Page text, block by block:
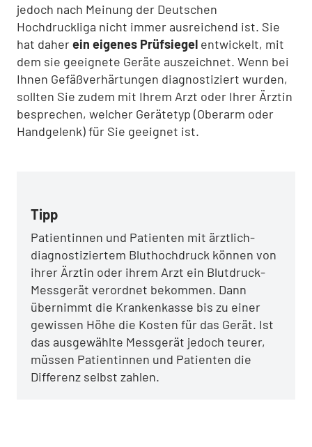
jedoch nach Meinung der Deutschen
Hochdruckliga nicht immer ausreichend ist. Sie
hat daherein eigenes Prüfsiegel entwickelt, mit
dem sie geeignete Geräte auszeichnet. Wenn bei
Ihnen Gefäßverhärtungen diagnostiziert wurden,
sollten Sie zudem mit Ihrem Arzt oder Ihrer Ärztin
besprechen, welcher Gerätetyp (Oberarm oder
Handgelenk) für Sie geeignet ist.
Tipp
Patientinnen und Patienten mit ärztlich-
diagnostiziertem Bluthochdruck können von
ihrer Ärztin oder ihrem Arzt ein Blutdruck-
Messgerät verordnet bekommen. Dann
übernimmt die Krankenkasse bis zu einer
gewissen Höhe die Kosten für das Gerät. Ist
das ausgewählte Messgerät jedoch teurer,
müssen Patientinnen und Patienten die
Differenz selbst zahlen.